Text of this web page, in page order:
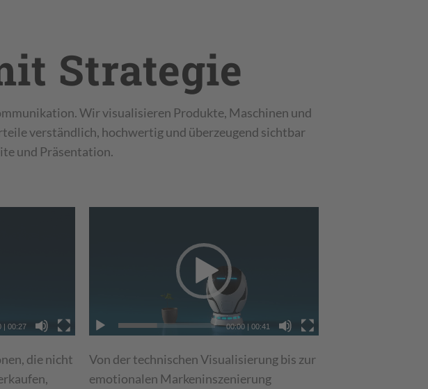
Strategie
Wir visualisieren Produkte, Maschinen und
verständlich, hochwertig und überzeugend sichtbar
und Präsentation.
| 00:27
die nicht
00:00| 00:41
Von der technischen Visualisierung bis zur
emotionalen Markeninszenierung